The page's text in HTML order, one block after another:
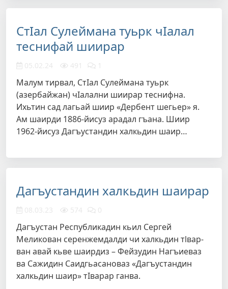
СтIал Сулеймана туьрк чIалал
теснифай шиирар
05.02.24 491 1
Малум тирвал, СтIал Сулеймана туьрк
(азербайжан) чIалални шиирар теснифна.
Ихьтин сад лагьай шиир «Дербент шегьер» я.
Ам шаирди 1886-йисуз арадал гъана. Шиир
1962-йисуз Дагъустандин халкьдин шаир…
Дагъустандин халкьдин шаирар
08.03.23 574 0
Дагъустан Республикадин кьил Сергей
Меликован серенжемдалди чи халкьдин тlвар-
ван авай кьве шаирдиз – Фейзудин Нагъиеваз
ва Сажидин Саидгьасановаз «Дагъустандин
халкьдин шаир» тIварар ганва.